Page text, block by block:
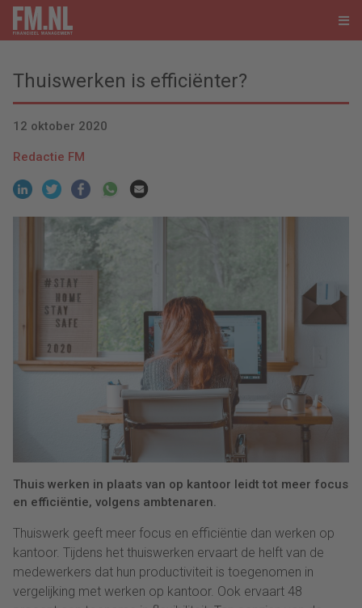
Thuiswerken is efficiënter?
12 oktober 2020
Redactie FM
Thuis werken in plaats van op kantoor leidt tot meer focus
en efficiëntie, volgens ambtenaren.
Thuiswerk geeft meer focus en efficiëntie dan werken op
kantoor. Tijdens het thuiswerken ervaart de helft van de
medewerkers dat hun productiviteit is toegenomen in
vergelijking met werken op kantoor. Ook ervaart 48